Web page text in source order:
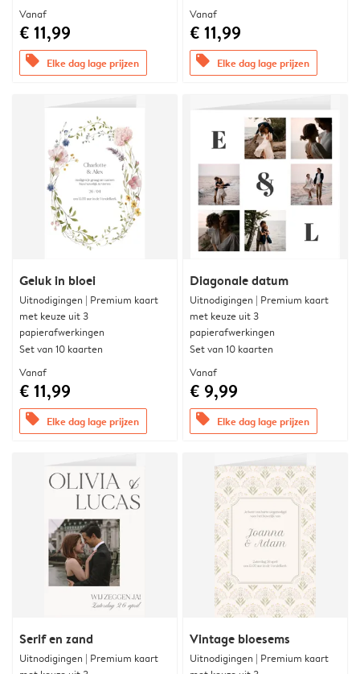
Vanaf
€ 11,99
offers Elke dag lage prijzen
Vanaf
€ 11,99
offers Elke dag lage prijzen
Geluk in bloei
Uitnodigingen | Premium kaart
met keuze uit 3
papierafwerkingen
Set van 10 kaarten
Vanaf
€ 11,99
offers Elke dag lage prijzen
Diagonale datum
Uitnodigingen | Premium kaart
met keuze uit 3
papierafwerkingen
Set van 10 kaarten
Vanaf
€ 9,99
offers Elke dag lage prijzen
Serif en zand
Uitnodigingen | Premium kaart
Vintage bloesems
Uitnodigingen | Premium kaart